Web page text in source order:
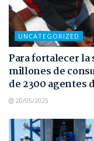
UNCATEGORIZED
Para fortalecer la
millones de
de 2300 agentes
20/05/2025